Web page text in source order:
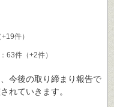
件）
63件（+2件）
今後の取り締まり報告で
れていきます。